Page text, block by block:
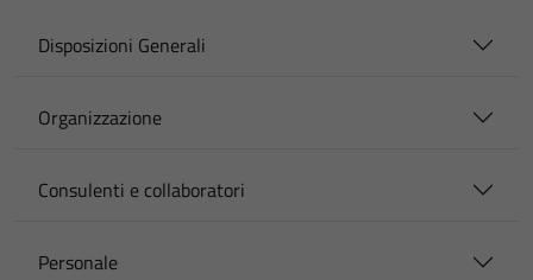
Disposizioni Generali
Organizzazione
Consulenti e collaboratori
Personale